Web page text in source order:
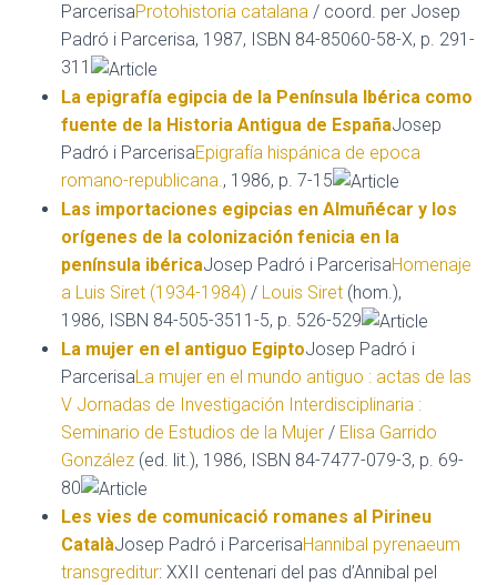
ParcerisaProtohistoria catalana / coord. per Josep
Padró i Parcerisa, 1987, ISBN 84-85060-58-X, p. 291-
311
La epigrafía egipcia de la Península Ibérica como
fuente de la Historia Antigua de EspañaJosep
Padró i ParcerisaEpigrafía hispánica de epoca
romano-republicana. , 1986, p. 7-15
Las importaciones egipcias en Almuñécar y los
orígenes de la colonización fenicia en la
península ibéricaJosep Padró i ParcerisaHomenaje
a Luis Siret (1934-1984) / Louis Siret (hom.),
1986, ISBN 84-505-3511-5, p. 526-529
La mujer en el antiguo EgiptoJosep Padró i
ParcerisaLa mujer en el mundo antiguo : actas de las
V Jornadas de Investigación Interdisciplinaria :
Seminario de Estudios de la Mujer / Elisa Garrido
González (ed. lit.), 1986, ISBN 84-7477-079-3, p. 69-
80
Les vies de comunicació romanes al Pirineu
CatalàJosep Padró i ParcerisaHannibal pyrenaeum
transgreditur: XXII centenari del pas d’Annibal pel